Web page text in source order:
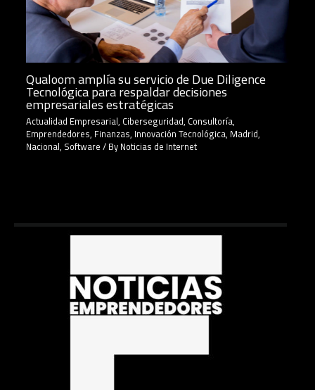
Qualoom amplía su servicio de Due Diligence
Tecnológica para respaldar decisiones
empresariales estratégicas
Actualidad Empresarial, Ciberseguridad, Consultoría,
Emprendedores, Finanzas, Innovación Tecnológica, Madrid,
Nacional, Software/ ByNoticias de Internet